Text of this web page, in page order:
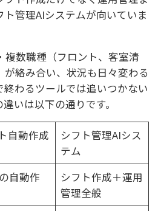
管理AIシステムが向いていま
複数職種（フロント、客室清
絡み合い、状況も日々変わる
わるツールでは追いつかない
いは以下の通りです。
自動作成
シフト管理AIシス
テム
自動作
シフト作成＋運用
管理全般